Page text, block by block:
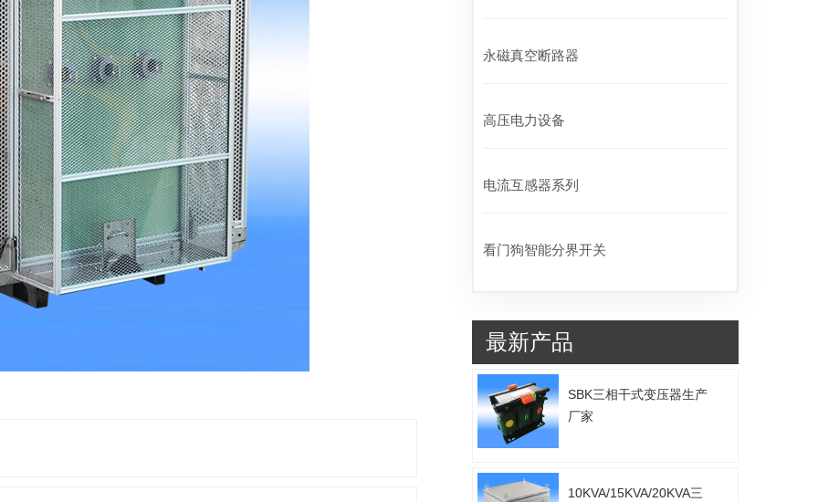
永磁真空断路器
高压电力设备
电流互感器系列
看门狗智能分界开关
最新产品
SBK三相干式变压器生产
厂家
10KVA/15KVA/20KVA三